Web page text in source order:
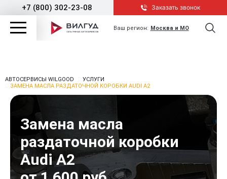
+7 (800) 302-23-08 Заказать звонок
Ваш регион: Москва и МО
АВТОСЕРВИСЫ WILGOOD
УСЛУГИ
ЗАМЕНА МАСЛА РАЗДАТОЧНОЙ КОРОБКИ AUDI A2
Замена масла
раздаточной коробки
Audi A2